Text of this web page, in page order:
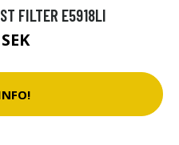
FILTER E5918LI